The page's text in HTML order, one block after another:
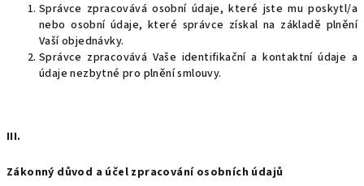
Správce zpracovává osobní údaje, které jste mu poskytl/a
nebo osobní údaje, které správce získal na základě plnění
Vaší objednávky.
Správce zpracovává Vaše identifikační a kontaktní údaje a
údaje nezbytné pro plnění smlouvy.
III.
Zákonný důvod a účel zpracování osobních údajů